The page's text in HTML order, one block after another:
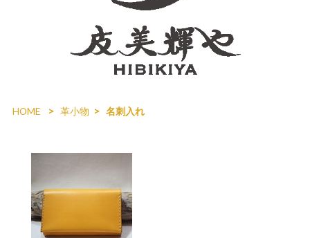
HOME 革小物 名刺入れ